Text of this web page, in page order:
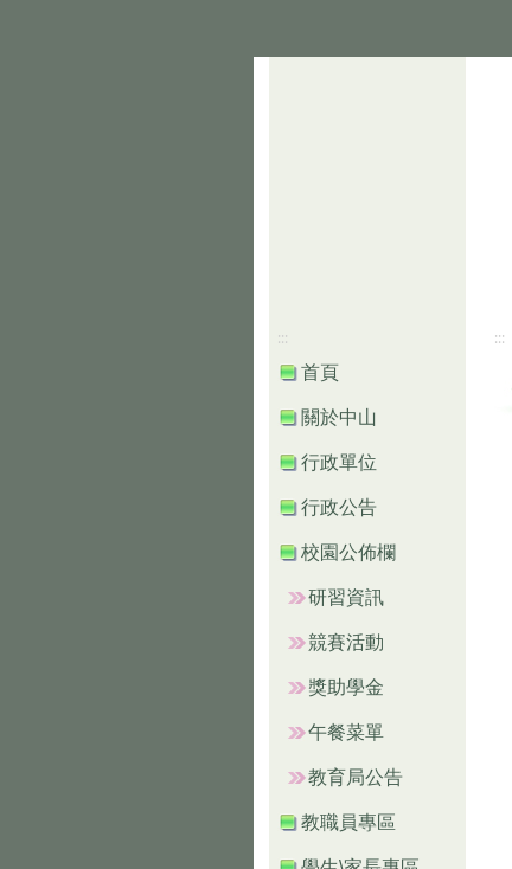
:::
首頁
關於中山
行政單位
行政公告
校園公佈欄
研習資訊
競賽活動
獎助學金
午餐菜單
教育局公告
教職員專區
:::